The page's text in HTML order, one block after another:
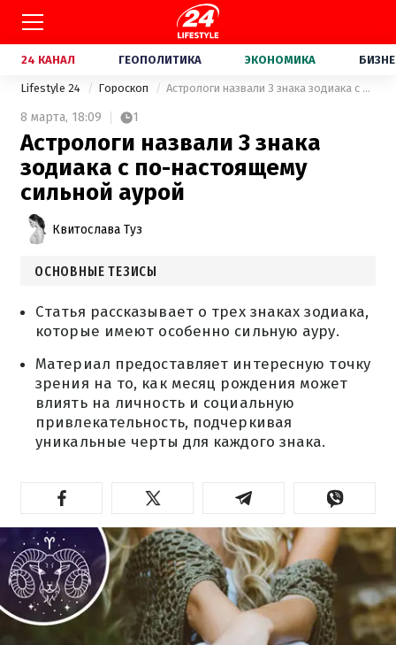
24 КАНАЛ ГЕОПОЛИТИКА ЭКОНОМИКА
Lifestyle 24 Гороскоп Астрологи назвали 3 знака зодиака с по-настоящему сильной аурой
8 марта, 18:09 1
Астрологи назвали 3 знака
зодиака с по-настоящему
сильной аурой
Квитослава Туз
ОСНОВНЫЕ ТЕЗИСЫ
Статья рассказывает о трех знаках зодиака,
которые имеют особенно сильную ауру.
Материал предоставляет интересную точку
зрения на то, как месяц рождения может
влиять на личность и социальную
привлекательность, подчеркивая
уникальные черты для каждого знака.